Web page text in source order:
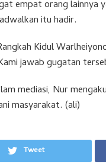
empat orang lainnya
itu hadir.
Kidul
jawab gugatan
mediasi, Nur
masyarakat. (ali)
Tweet